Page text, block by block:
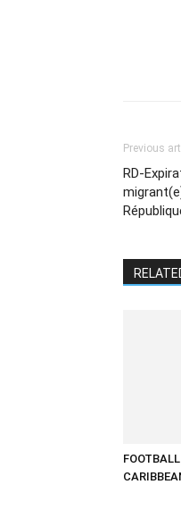
Previous
RD-